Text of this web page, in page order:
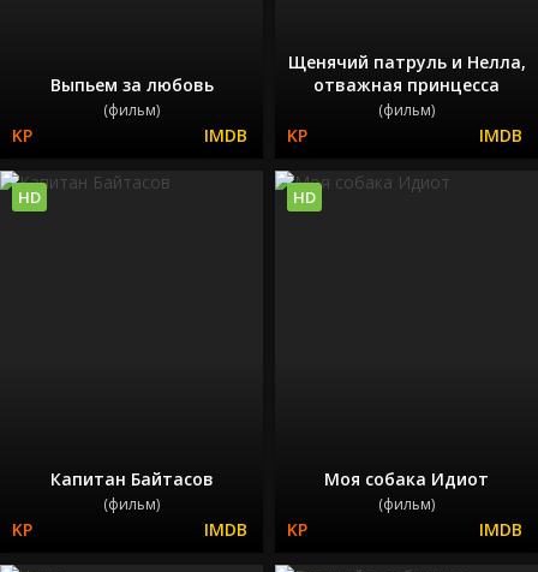
Выпьем за любовь
(фильм)
Щенячий патруль и Нелла,
отважная принцесса
(фильм)
Капитан Байтасов
(фильм)
HD
Моя собака Идиот
(фильм)
HD